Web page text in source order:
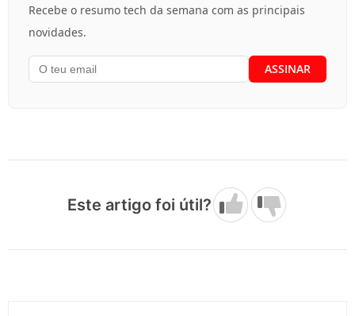
Recebe o resumo tech da semana com as principais
novidades.
Este artigo foi útil?